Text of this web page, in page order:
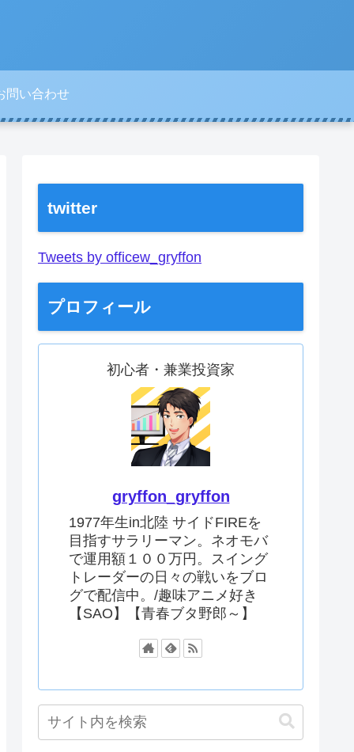
問い合わせ
twitter
Tweets by officew_gryffon
プロフィール
初心者・兼業投資家
gryffon_gryffon
1977年生in北陸 サイドFIREを
目指すサラリーマン。ネオモバ
で運用額１００万円。スイング
トレーダーの日々の戦いをブロ
グで配信中。/趣味アニメ好き
【SAO】【青春ブタ野郎～】